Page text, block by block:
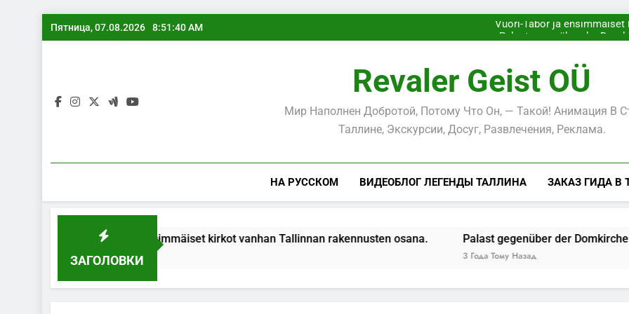
Перейти
к
Пятница, 07.08.2026 8:51:40 AM
Vuori-Tabor ja ensimmäiset
Palast gegenüber der
Berg-Tabor und die
Vuori-Tabor ja
Palast gegenüber der
Berg-Tabor und die
Revaler Geist OÜ
Мир Наполнен Добротой, Потому Что Он, — Такой! Анимация В
Таллине, Экскурсии, Досуг, Развлечения, Реклама.
НА РУССКОМ ВИДЕОБЛОГ ЛЕГЕНДЫ ТАЛЛИНА ЗАКАЗ ГИДА В
ЗАГОЛОВКИ
Vuori-Tabor ja ensimmäiset kirkot vanhan Tallinnan rakennusten osana.
3 Года Тому Назад
Palast gegenüber der Domkirche: Haus
3 Года Тому Назад